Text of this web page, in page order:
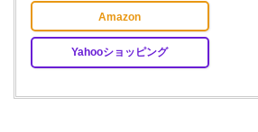
Amazon
Yahooショッピング